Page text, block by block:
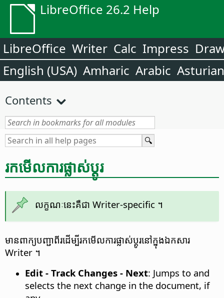
LibreOffice 26.2 Help
LibreOffice Writer Calc Impress
English (USA) Amharic Arabic Asturian
Contents
រកមើល​ការ​ផ្លាស់ប្ដូរ
លក្ខណៈ​នេះ​គឺជា Writer-specific ។
មាន​ពាក្យ​បញ្ជា​ពីរ​ដើម្បី​រកមើល​ការ​ផ្លាស់ប្ដូរ​នៅ​ក្នុង​ឯកសារ
Writer ។
Edit - Track Changes - Next: Jumps to and
selects the next change in the document, if